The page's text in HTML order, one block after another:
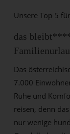
Unsere Top 5
das
Das
7.000
Ruhe und
reisen, denn
nur wenige